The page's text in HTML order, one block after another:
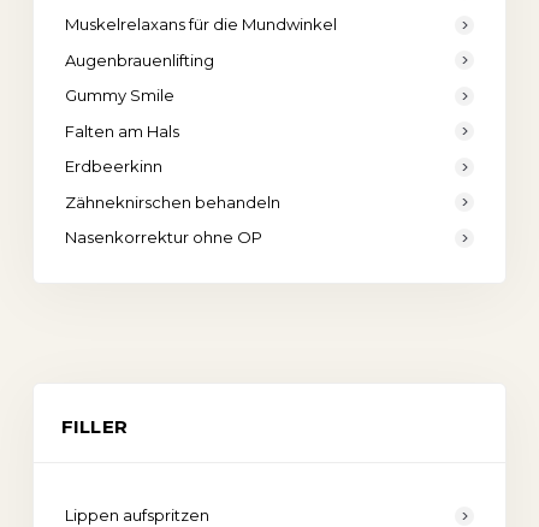
Muskelrelaxans für die Mundwinkel
Augenbrauenlifting
Gummy Smile
Falten am Hals
Erdbeerkinn
Zähneknirschen behandeln
Nasenkorrektur ohne OP
FILLER
Lippen aufspritzen